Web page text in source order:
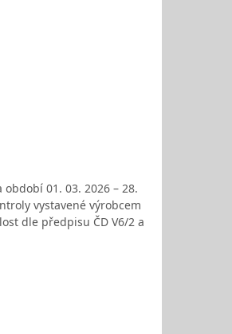
01. 03. 2026 – 28.
vystavené výrobcem
dle předpisu ČD V6/2 a